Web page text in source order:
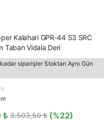
Kalahari GPR-44 S3 SRC
Taban Vidala Deri
Kevlar Ara Taban Kaynakçı
siparişler Stoktan Aynı Gün
₺ 3.503,50 ₺ (%22)